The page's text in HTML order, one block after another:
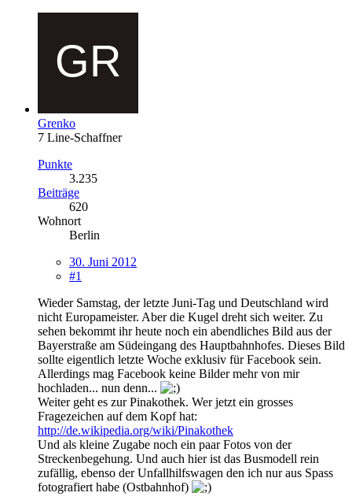
Grenko
7 Line-Schaffner
Punkte
3.235
Beiträge
620
Wohnort
Berlin
30. Juni 2012
#1
Wieder Samstag, der letzte Juni-Tag und Deutschland wird
nicht Europameister. Aber die Kugel dreht sich weiter. Zu
sehen bekommt ihr heute noch ein abendliches Bild aus der
Bayerstraße am Südeingang des Hauptbahnhofes. Dieses Bild
sollte eigentlich letzte Woche exklusiv für Facebook sein.
Allerdings mag Facebook keine Bilder mehr von mir
hochladen... nun denn...
Weiter geht es zur Pinakothek. Wer jetzt ein grosses
Fragezeichen auf dem Kopf hat:
http://de.wikipedia.org/wiki/Pinakothek
Und als kleine Zugabe noch ein paar Fotos von der
Streckenbegehung. Und auch hier ist das Busmodell rein
zufällig, ebenso der Unfallhilfswagen den ich nur aus Spass
fotografiert habe (Ostbahnhof)